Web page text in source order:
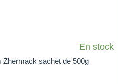
En stock
Zhermack sachet de 500g